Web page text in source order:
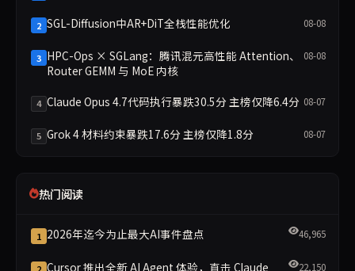
2 SGL-Diffusion中AR+DiT全栈性能优化 08-08
3 HPC-Ops × SGLang：腾讯混元高性能 Attention、
Router GEMM 与 MoE 内核
08-08
4 Claude Opus 4.7代码执行暴跌30.5分 主榜仅降6.4分 08-07
5 Grok 4 材料约束暴跌17.6分 主榜仅降1.8分 08-07
热门阅读
1 2026年迄今为止最大AI事件盘点 46,965
Cursor 推出全新 AI Agent 体验，直击 Claude
22,150